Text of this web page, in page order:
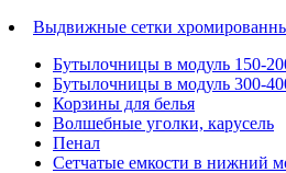
Выдвижные сетки
Бутылочницы в модуль 150-
Бутылочницы в модуль 300-
Корзины для белья
Волшебные уголки, карусель
Пенал
Cетчатые емкости в нижний